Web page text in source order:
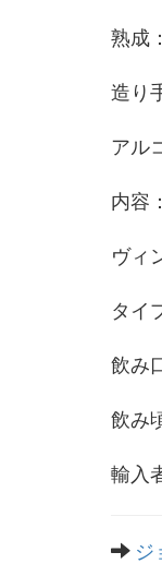
熟成
造り
アル
内容
ヴィ
タイ
飲み
飲み
輸入
ジ